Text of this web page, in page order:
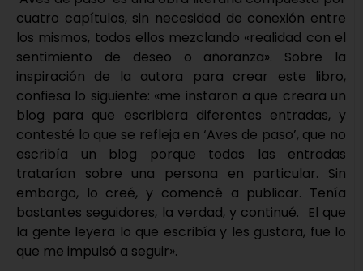
cuatro capítulos, sin necesidad de conexión entre
los mismos, todos ellos mezclando «realidad con el
sentimiento de deseo o añoranza». Sobre la
inspiración de la autora para crear este libro,
confiesa lo siguiente: «me instaron a que creara un
blog para que escribiera diferentes entradas, y
contesté lo que se refleja en ‘Aves de paso’, que no
escribía un blog porque todas las entradas
tratarían sobre una persona en particular. Sin
embargo, lo creé, y comencé a publicar. Tenía
bastantes seguidores, la verdad, y continué. El que
la gente leyera lo que escribía y les gustara, fue lo
que me impulsó a seguir».